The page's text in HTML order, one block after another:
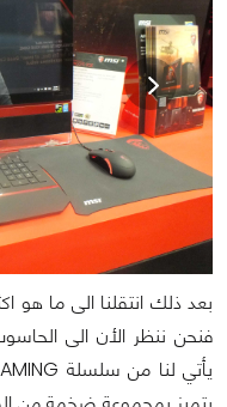
بعد ذلك انتقلنا الى ما هو